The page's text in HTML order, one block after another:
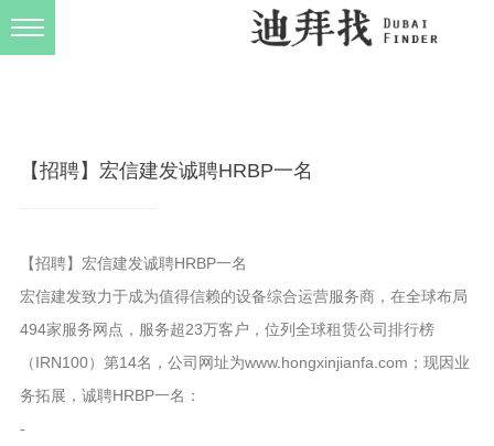
【招聘】宏信建发诚聘HRBP一名
【招聘】宏信建发诚聘HRBP一名
宏信建发致力于成为值得信赖的设备综合运营服务商，在全球布局
494家服务网点，服务超23万客户，位列全球租赁公司排行榜
（IRN100）第14名，公司网址为www.hongxinjianfa.com；现因业
务拓展，诚聘HRBP一名：
-